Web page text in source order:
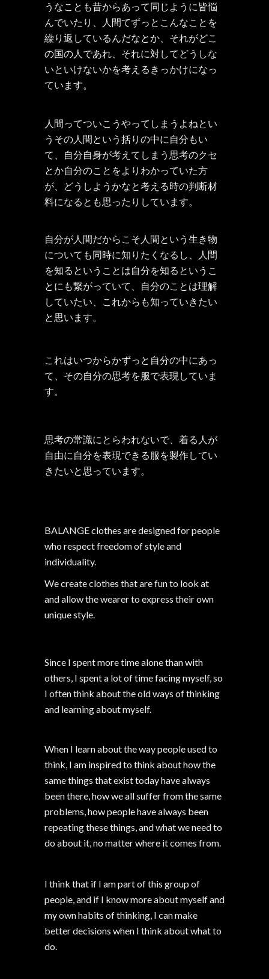
うなことも昔からあって同じように皆悩
んでいたり、人間てずっとこんなことを
繰り返しているんだなとか、それがどこ
の国の人であれ、それに対してどうしな
いといけないかを考えるきっかけになっ
ています。
人間ってついこうやってしまうよねとい
うその人間という括りの中に自分もい
て、自分自身が考えてしまう思考のクセ
とか自分のことをよりわかっていた方
が、どうしようかなと考える時の判断材
料になるとも思ったりしています。
自分が人間だからこそ人間という生き物
についても同時に知りたくなるし、人間
を知るということは自分を知るというこ
とにも繋がっていて、自分のことは理解
していたい、これからも知っていきたい
と思います。
これはいつからかずっと自分の中にあっ
て、その自分の思考を服で表現していま
す。
思考の常識にとらわれないで、着る人が
自由に自分を表現できる服を製作してい
きたいと思っています。
BALANGE clothes are designed for people
who respect freedom of style and
individuality.
We create clothes that are fun to look at
and allow the wearer to express their own
unique style.
Since I spent more time alone than with
others, I spent a lot of time facing myself, so
I often think about the old ways of thinking
and learning about myself.
When I learn about the way people used to
think, I am inspired to think about how the
same things that exist today have always
been there, how we all suffer from the same
problems, how people have always been
repeating these things, and what we need to
do about it, no matter where it comes from.
I think that if I am part of this group of
people, and if I know more about myself and
my own habits of thinking, I can make
better decisions when I think about what to
do.